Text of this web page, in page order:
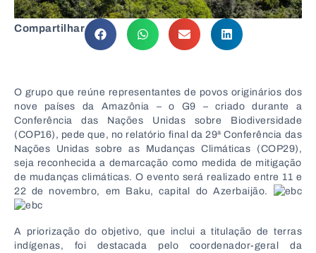
Compartilhar
O grupo que reúne representantes de povos originários dos
nove países da Amazônia – o G9 – criado durante a
Conferência das Nações Unidas sobre Biodiversidade
(COP16), pede que, no relatório final da 29ª Conferência das
Nações Unidas sobre as Mudanças Climáticas (COP29),
seja reconhecida a demarcação como medida de mitigação
de mudanças climáticas. O evento será realizado entre 11 e
22 de novembro, em Baku, capital do Azerbaijão.
A priorização do objetivo, que inclui a titulação de terras
indígenas, foi destacada pelo coordenador-geral da